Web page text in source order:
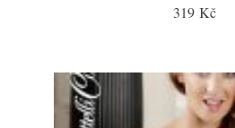
319 Kč